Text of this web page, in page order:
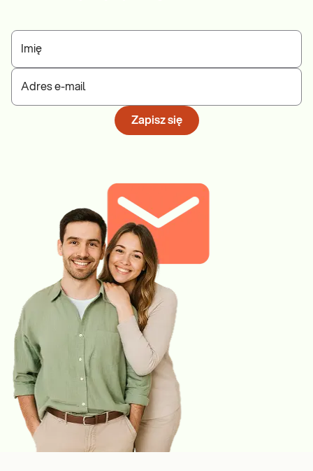
Imię
Adres e-mail
Zapisz się